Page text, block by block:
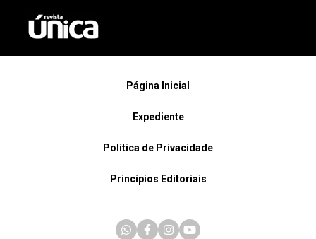
Página Inicial
Expediente
Política de Privacidade
Princípios Editoriais